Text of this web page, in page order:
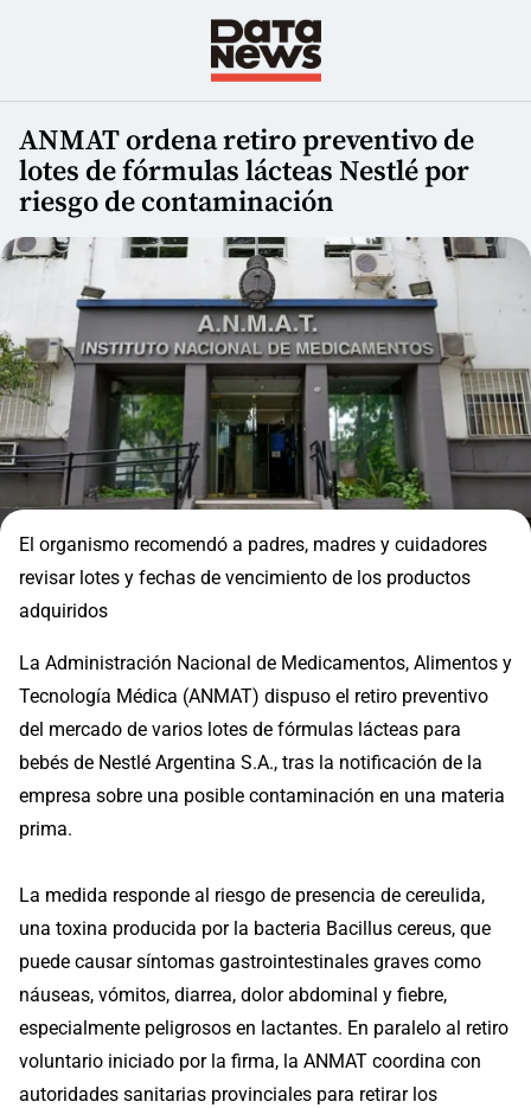
ANMAT ordena retiro preventivo de
lotes de fórmulas lácteas Nestlé por
riesgo de contaminación
El organismo recomendó a padres, madres y cuidadores
revisar lotes y fechas de vencimiento de los productos
adquiridos
La Administración Nacional de Medicamentos, Alimentos y
Tecnología Médica (ANMAT) dispuso el retiro preventivo
del mercado de varios lotes de fórmulas lácteas para
bebés de Nestlé Argentina S.A., tras la notificación de la
empresa sobre una posible contaminación en una materia
prima.
La medida responde al riesgo de presencia de cereulida,
una toxina producida por la bacteria Bacillus cereus, que
puede causar síntomas gastrointestinales graves como
náuseas, vómitos, diarrea, dolor abdominal y fiebre,
especialmente peligrosos en lactantes. En paralelo al retiro
voluntario iniciado por la firma, la ANMAT coordina con
autoridades sanitarias provinciales para retirar los